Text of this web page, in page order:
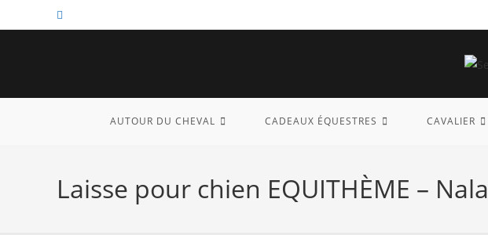
to
AUTOUR DU CHEVAL CADEAUX ÉQUESTRES CAVALIER
Laisse pour chien EQUITHÈME – Nala